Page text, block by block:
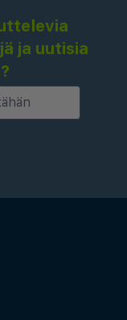
ja uutisia